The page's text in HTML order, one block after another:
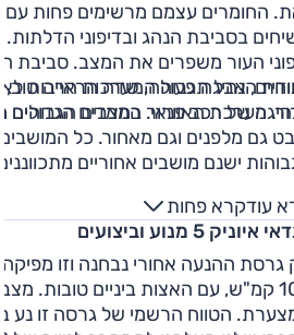
החומרים עצמם מרשימים פחות עם
בסביבת הנהג ובדיפוני
העור משפרים את המצב. סביבת
אבל תפעול המערכות הרבות לא
מערכת האוורור במצבים הגבוהים
הנהיגה גבוהה, שדה הראייה טוב,
של רכב פנאי. הממדים
גם מלפנים וגם מאחור. כל המושבים
ישנם מושבים אחוריים
עודקרא פחות
איוניק 5 מנוע וביצועים
גרסת ההנעה אחורי נבחנה וזו מפיקה
100 קמ"ש, עם האצות ביניים טובות.